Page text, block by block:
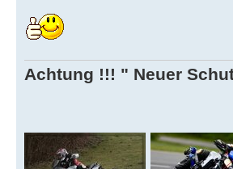
Achtung !!! " Neuer